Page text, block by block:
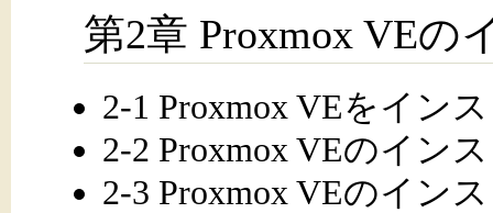
第2章 Proxmox VEの
2-1 Proxmox VEをイン
2-2 Proxmox VEのイン
2-3 Proxmox VEのイン